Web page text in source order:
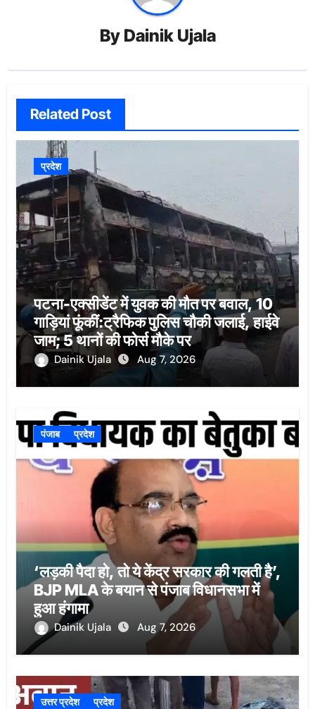
By Dainik Ujala
Related Post
प्रदेश
पटना-एक्सीडेंट में युवक की मौत पर बवाल, 10
गाड़ियां फूंकीं:ट्रैफिक पुलिस चौकी जलाई, हाईवे
जाम; 5 थानों की फोर्स मौके पर
Dainik Ujala Aug 7, 2026
पंजाब प्रदेश
‘लड़की पैदा हो, तो ये केंद्र सरकार की गलती है’,
BJP MLA के बयान से पंजाब विधानसभा में
हुआ हंगामा
Dainik Ujala Aug 7, 2026
उत्तर प्रदेश प्रदेश